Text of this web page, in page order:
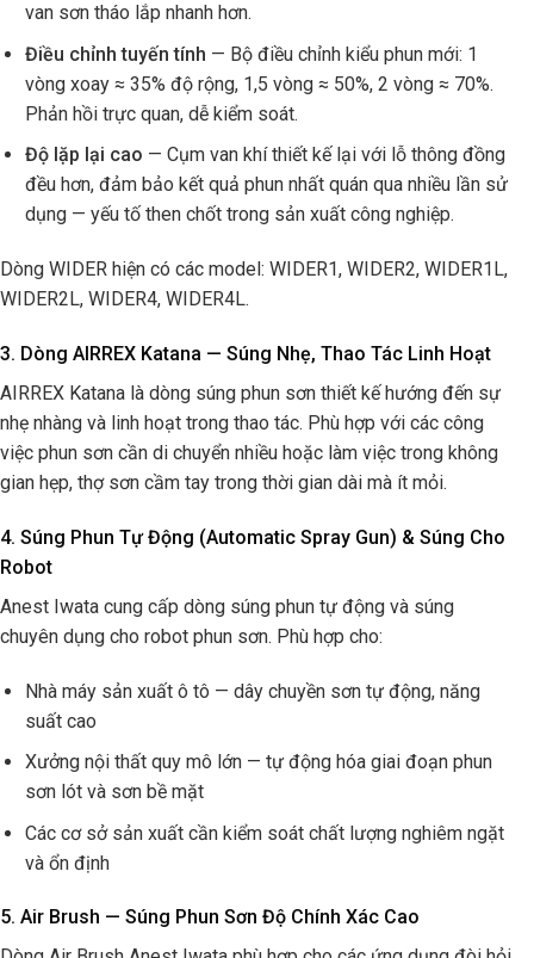
van sơn tháo lắp nhanh hơn.
Điều chỉnh tuyến tính — Bộ điều chỉnh kiểu phun mới: 1
vòng xoay ≈ 35% độ rộng, 1,5 vòng ≈ 50%, 2 vòng ≈ 70%.
Phản hồi trực quan, dễ kiểm soát.
Độ lặp lại cao — Cụm van khí thiết kế lại với lỗ thông đồng
đều hơn, đảm bảo kết quả phun nhất quán qua nhiều lần sử
dụng — yếu tố then chốt trong sản xuất công nghiệp.
Dòng WIDER hiện có các model: WIDER1, WIDER2, WIDER1L,
WIDER2L, WIDER4, WIDER4L.
3. Dòng AIRREX Katana — Súng Nhẹ, Thao Tác Linh Hoạt
AIRREX Katana là dòng súng phun sơn thiết kế hướng đến sự
nhẹ nhàng và linh hoạt trong thao tác. Phù hợp với các công
việc phun sơn cần di chuyển nhiều hoặc làm việc trong không
gian hẹp, thợ sơn cầm tay trong thời gian dài mà ít mỏi.
4. Súng Phun Tự Động (Automatic Spray Gun) & Súng Cho
Robot
Anest Iwata cung cấp dòng súng phun tự động và súng
chuyên dụng cho robot phun sơn. Phù hợp cho:
Nhà máy sản xuất ô tô — dây chuyền sơn tự động, năng
suất cao
Xưởng nội thất quy mô lớn — tự động hóa giai đoạn phun
sơn lót và sơn bề mặt
Các cơ sở sản xuất cần kiểm soát chất lượng nghiêm ngặt
và ổn định
5. Air Brush — Súng Phun Sơn Độ Chính Xác Cao